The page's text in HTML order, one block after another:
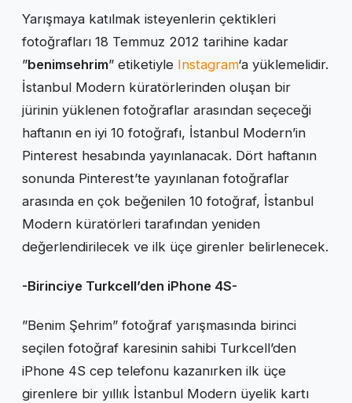
Yarışmaya katılmak isteyenlerin çektikleri
fotoğrafları 18 Temmuz 2012 tarihine kadar
”benimsehrim” etiketiyle Instagram‘a yüklemelidir.
İstanbul Modern küratörlerinden oluşan bir
jürinin yüklenen fotoğraflar arasından seçeceği
haftanın en iyi 10 fotoğrafı, İstanbul Modern’in
Pinterest hesabında yayınlanacak. Dört haftanın
sonunda Pinterest’te yayınlanan fotoğraflar
arasında en çok beğenilen 10 fotoğraf, İstanbul
Modern küratörleri tarafından yeniden
değerlendirilecek ve ilk üçe girenler belirlenecek.
-Birinciye Turkcell’den iPhone 4S-
”Benim Şehrim” fotoğraf yarışmasında birinci
seçilen fotoğraf karesinin sahibi Turkcell’den
iPhone 4S cep telefonu kazanırken ilk üçe
girenlere bir yıllık İstanbul Modern üyelik kartı